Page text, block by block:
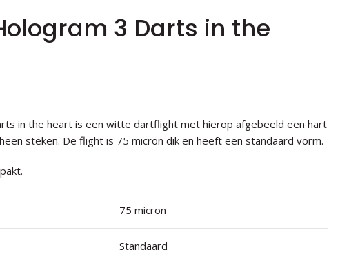
3 Darts in the
in the heart is een witte dartflight met hierop afgebeeld een hart
steken. De flight is 75 micron dik en heeft een standaard vorm.
75 micron
Standaard